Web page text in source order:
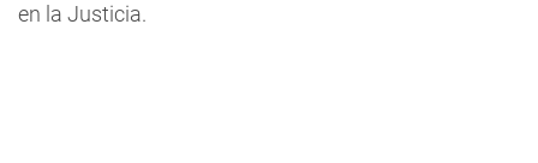
en la Justicia.